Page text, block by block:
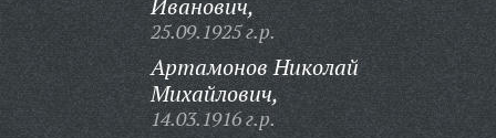
Иванович,
25.09.1925 г.р.
Артамонов Николай
Михайлович,
14.03.1916 г.р.